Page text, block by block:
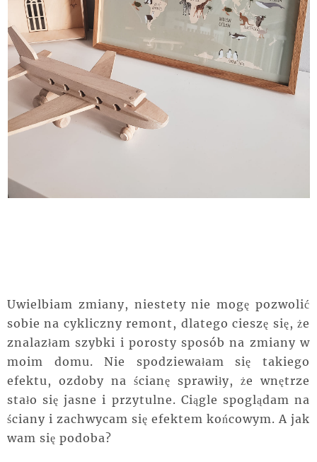
Uwielbiam zmiany, niestety nie mogę pozwolić
sobie na cykliczny remont, dlatego cieszę się, że
znalazłam szybki i porosty sposób na zmiany w
moim domu. Nie spodziewałam się takiego
efektu, ozdoby na ścianę sprawiły, że wnętrze
stało się jasne i przytulne. Ciągle spoglądam na
ściany i zachwycam się efektem końcowym. A jak
wam się podoba?